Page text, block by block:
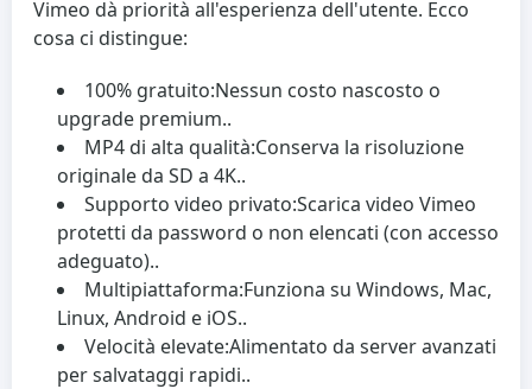
Vimeo dà priorità all'esperienza dell'utente. Ecco
cosa ci distingue:
100% gratuito:Nessun costo nascosto o
upgrade premium..
MP4 di alta qualità:Conserva la risoluzione
originale da SD a 4K..
Supporto video privato:Scarica video Vimeo
protetti da password o non elencati (con accesso
adeguato)..
Multipiattaforma:Funziona su Windows, Mac,
Linux, Android e iOS..
Velocità elevate:Alimentato da server avanzati
per salvataggi rapidi..